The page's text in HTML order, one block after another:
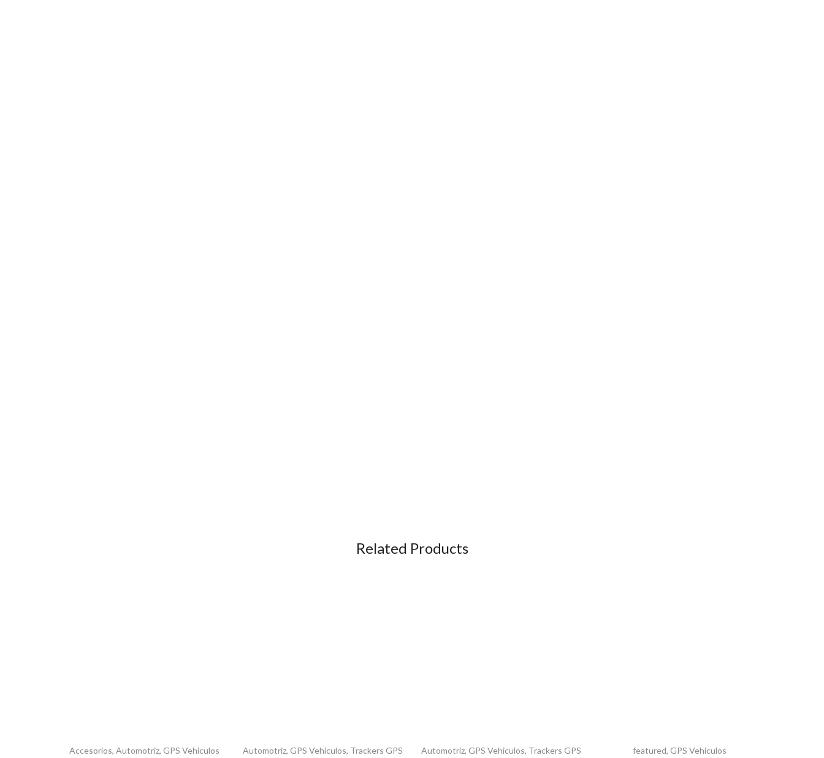
Related Products
Accesorios, Automotriz, GPS Vehiculos Automotriz, GPS Vehiculos, Trackers GPS Automotriz, GPS Vehiculos, Trackers GPS featured, GPS Vehiculos